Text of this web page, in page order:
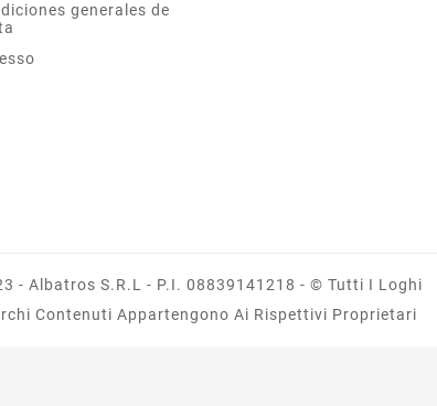
generales de
- Albatros S.r.l - P.I. 08839141218 - © Tutti I Loghi
Contenuti Appartengono Ai Rispettivi Proprietari